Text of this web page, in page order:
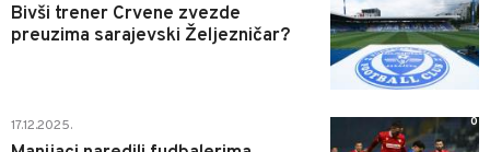
Bivši trener Crvene zvezde
preuzima sarajevski Željezničar?
17.12.2025. 0